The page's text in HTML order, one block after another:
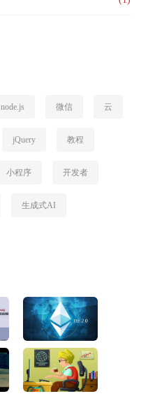
node.js 微信 云
jQuery 教程
小程序 开发者
生成式AI